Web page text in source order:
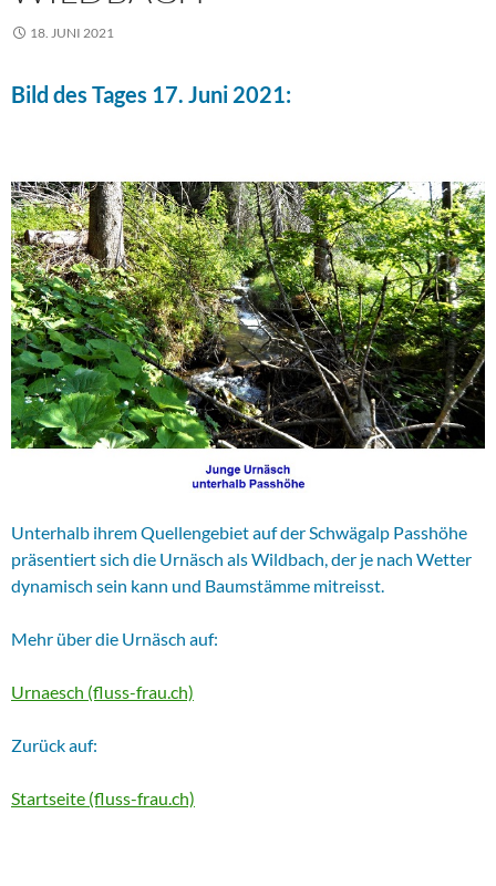
18. JUNI 2021
Bild des Tages 17. Juni 2021:
Unterhalb ihrem Quellengebiet auf der Schwägalp Passhöhe
präsentiert sich die Urnäsch als Wildbach, der je nach Wetter
dynamisch sein kann und Baumstämme mitreisst.
Mehr über die Urnäsch auf:
Urnaesch (fluss-frau.ch)
Zurück auf:
Startseite (fluss-frau.ch)